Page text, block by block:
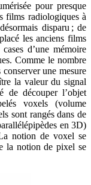
pour presque
films radiologiques à
disparu ; de
les anciens films
d’une mémoire
Comme le nombre
une mesure
la valeur du signal
de découper l’objet
voxels (volume
sont rangés dans de
en 3D)
notion de voxel se
la notion de pixel se